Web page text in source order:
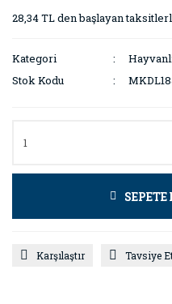
28,34 TL den başlayan
Kategori
Stok Kodu
SEPETE
Karşılaştır Tavsiye